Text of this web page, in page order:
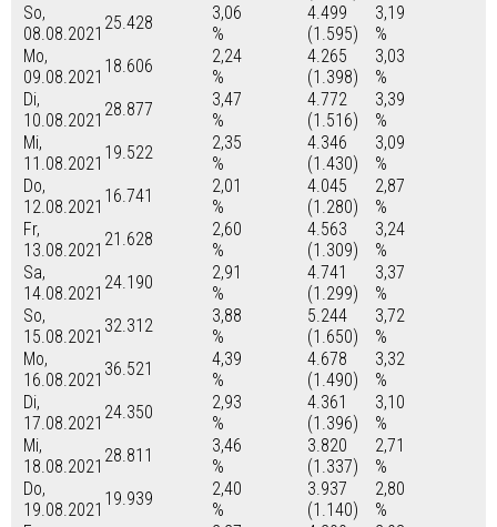
So,
08.08.2021
25.428
3,06
%
4.499
(1.595)
3,19
%
Mo,
09.08.2021
18.606
2,24
%
4.265
(1.398)
3,03
%
Di,
10.08.2021
28.877
3,47
%
4.772
(1.516)
3,39
%
Mi,
11.08.2021
19.522
2,35
%
4.346
(1.430)
3,09
%
Do,
12.08.2021
16.741
2,01
%
4.045
(1.280)
2,87
%
Fr,
13.08.2021
21.628
2,60
%
4.563
(1.309)
3,24
%
Sa,
14.08.2021
24.190
2,91
%
4.741
(1.299)
3,37
%
So,
15.08.2021
32.312
3,88
%
5.244
(1.650)
3,72
%
Mo,
16.08.2021
36.521
4,39
%
4.678
(1.490)
3,32
%
Di,
17.08.2021
24.350
2,93
%
4.361
(1.396)
3,10
%
Mi,
18.08.2021
28.811
3,46
%
3.820
(1.337)
2,71
%
Do,
19.08.2021
19.939
2,40
%
3.937
(1.140)
2,80
%